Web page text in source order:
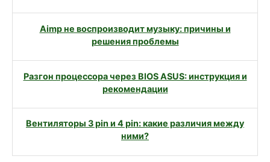
Aimp не воспроизводит музыку: причины и
решения проблемы
Разгон процессора через BIOS ASUS: инструкция и
рекомендации
Вентиляторы 3 pin и 4 pin: какие различия между
ними?